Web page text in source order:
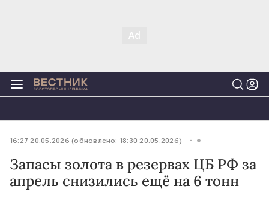
16:27 20.05.2026 (обновлено: 18:30 20.05.2026)
Запасы золота в резервах ЦБ РФ за
апрель снизились ещё на 6 тонн